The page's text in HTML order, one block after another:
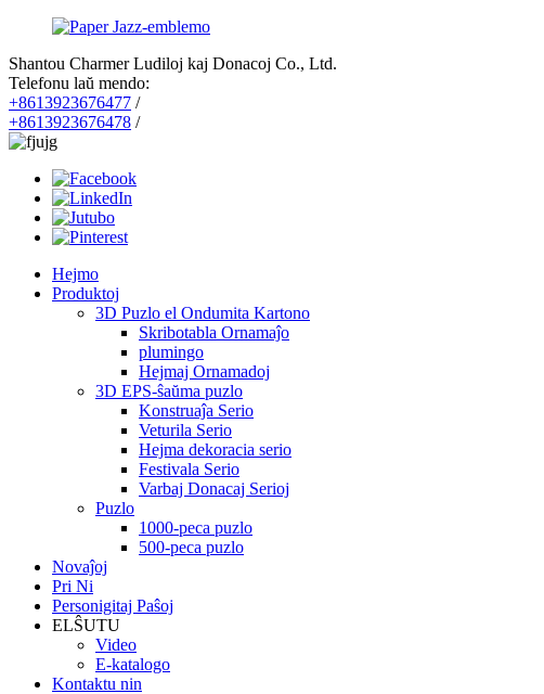
Shantou Charmer Ludiloj kaj Donacoj Co., Ltd.
Telefonu laŭ mendo:
+8613923676477 /
+8613923676478 /
Hejmo
Produktoj
3D Puzlo el Ondumita Kartono
Skribotabla Ornamaĵo
plumingo
Hejmaj Ornamadoj
3D EPS-ŝaŭma puzlo
Konstruaĵa Serio
Veturila Serio
Hejma dekoracia serio
Festivala Serio
Varbaj Donacaj Serioj
Puzlo
1000-peca puzlo
500-peca puzlo
Novaĵoj
Pri Ni
Personigitaj Paŝoj
ELŜUTU
Video
E-katalogo
Kontaktu nin